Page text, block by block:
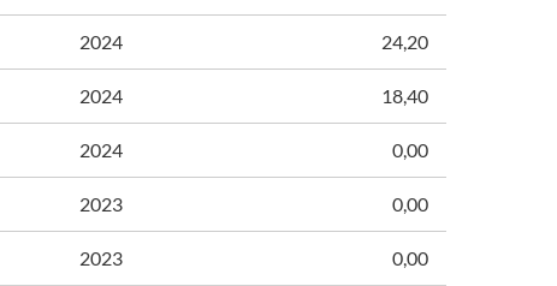
2024 24,20
2024 18,40
2024 0,00
2023 0,00
2023 0,00